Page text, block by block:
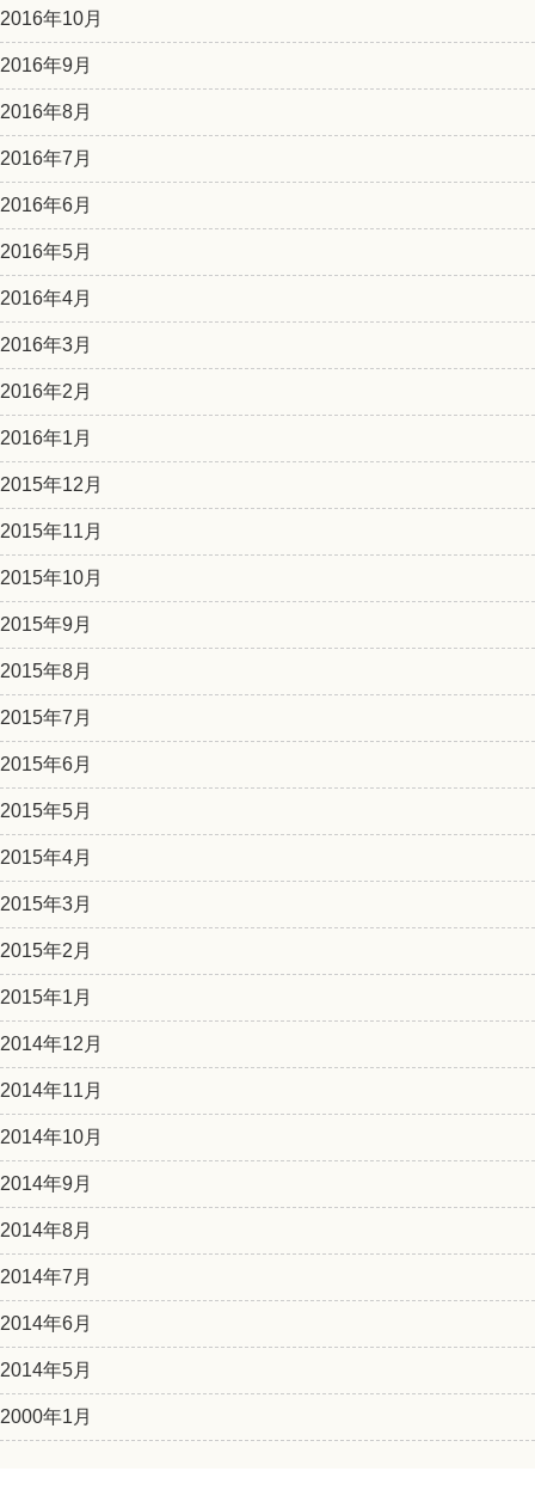
2016年10月
2016年9月
2016年8月
2016年7月
2016年6月
2016年5月
2016年4月
2016年3月
2016年2月
2016年1月
2015年12月
2015年11月
2015年10月
2015年9月
2015年8月
2015年7月
2015年6月
2015年5月
2015年4月
2015年3月
2015年2月
2015年1月
2014年12月
2014年11月
2014年10月
2014年9月
2014年8月
2014年7月
2014年6月
2014年5月
2000年1月